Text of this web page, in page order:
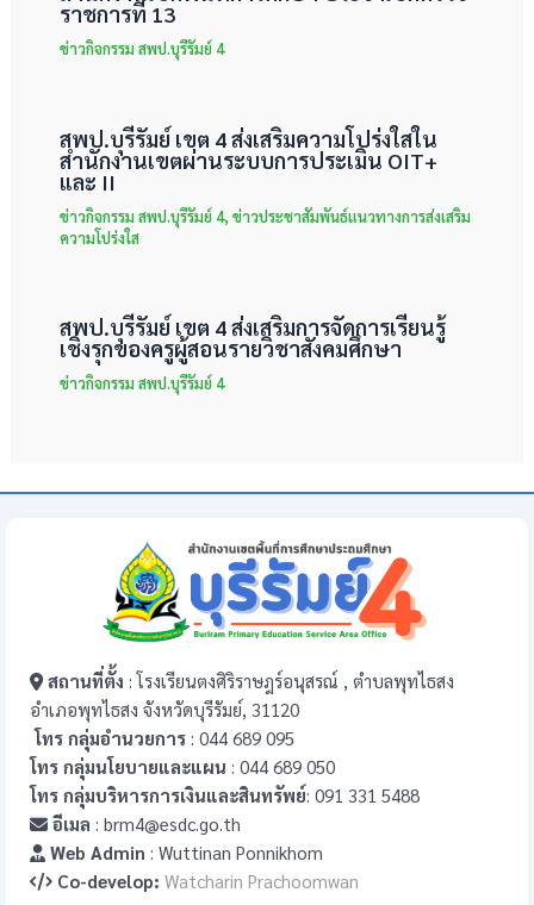
ราชการที่ 13
ข่าวกิจกรรม สพป.บุรีรัมย์ 4
สพป.บุรีรัมย์ เขต 4 ส่งเสริมความโปร่งใสใน
สำนักงานเขตผ่านระบบการประเมิน OIT+
และ II
ข่าวกิจกรรม สพป.บุรีรัมย์ 4, ข่าวประชาสัมพันธ์แนวทางการส่งเสริม
ความโปร่งใส
สพป.บุรีรัมย์ เขต 4 ส่งเสริมการจัดการเรียนรู้
เชิงรุกของครูผู้สอนรายวิชาสังคมศึกษา
ข่าวกิจกรรม สพป.บุรีรัมย์ 4
สถานที่ตั้ง : โรงเรียนตงศิริราษฎร์อนุสรณ์ , ตำบลพุทไธสง
อำเภอพุทไธสง จังหวัดบุรีรัมย์, 31120
โทร กลุ่มอำนวยการ : 044 689 095
โทร กลุ่มนโยบายและแผน : 044 689 050
โทร กลุ่มบริหารการเงินและสินทรัพย์: 091 331 5488
อีเมล : brm4@esdc.go.th
Web Admin : Wuttinan Ponnikhom
Co-develop: Watcharin Prachoomwan